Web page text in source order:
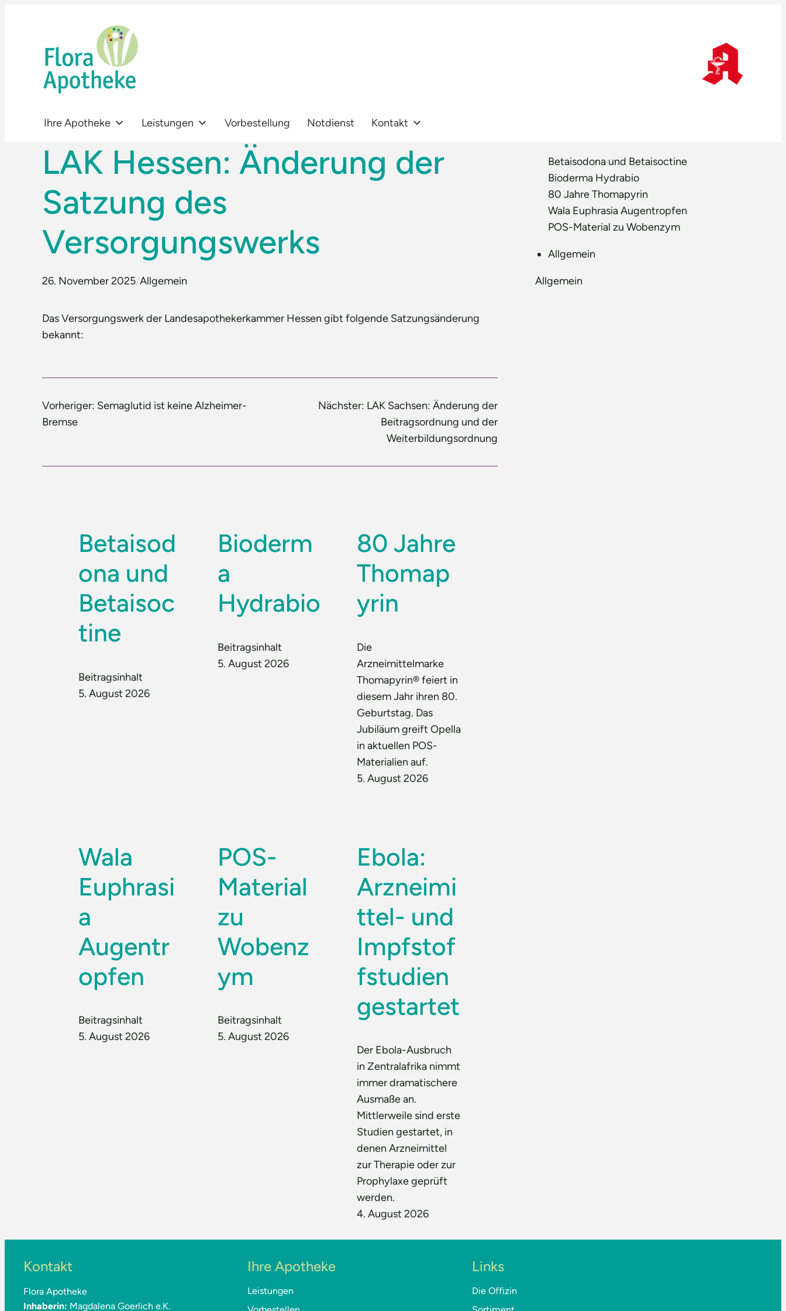
Ihre Apotheke Leistungen Vorbestellung Notdienst Kontakt
LAK Hessen: Änderung der
Satzung des
Versorgungswerks
26. November 2025/Allgemein
Das Versorgungswerk der Landesapothekerkammer Hessen gibt folgende Satzungsänderung
bekannt:
Vorheriger: Semaglutid ist keine Alzheimer-
Bremse
Nächster: LAK Sachsen: Änderung der
Beitragsordnung und der
Weiterbildungsordnung
Betaisod
ona und
Betaisoc
tine
Beitragsinhalt
5. August 2026
Bioderm
a
Hydrabio
Beitragsinhalt
5. August 2026
80 Jahre
Thomap
yrin
Die
Arzneimittelmarke
Thomapyrin® feiert in
diesem Jahr ihren 80.
Geburtstag. Das
Jubiläum greift Opella
in aktuellen POS-
Materialien auf.
5. August 2026
Wala
Euphrasi
a
Augentr
opfen
Beitragsinhalt
5. August 2026
POS-
Material
zu
Wobenz
ym
Beitragsinhalt
5. August 2026
Ebola:
Arzneimi
ttel- und
Impfstof
fstudien
gestartet
Der Ebola-Ausbruch
in Zentralafrika nimmt
immer dramatischere
Ausmaße an.
Mittlerweile sind erste
Studien gestartet, in
denen Arzneimittel
zur Therapie oder zur
Prophylaxe geprüft
werden.
4. August 2026
Betaisodona und Betaisoctine
Bioderma Hydrabio
80 Jahre Thomapyrin
Wala Euphrasia Augentropfen
POS-Material zu Wobenzym
Allgemein
Allgemein
Kontakt
Flora Apotheke
Inhaberin: Magdalena Goerlich e.K.
Ihre Apotheke
Leistungen
Links
Die Offizin